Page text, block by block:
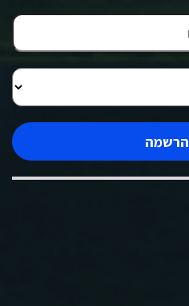
הרשמה